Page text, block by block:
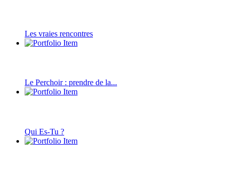
Les vraies rencontres
Le Perchoir : prendre de la...
Qui Es-Tu ?